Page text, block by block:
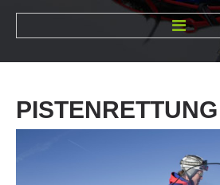
PISTENRETTUNG